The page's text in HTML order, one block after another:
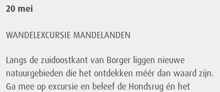
20 mei
WANDELEXCURSIE MANDELANDEN
Langs de zuidoostkant van Borger liggen nieuwe
natuurgebieden die het ontdekken méér dan waard zijn.
Ga mee op excursie en beleef de Hondsrug én het